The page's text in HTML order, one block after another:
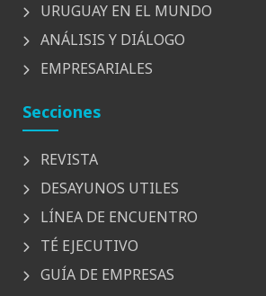
URUGUAY EN EL MUNDO
ANÁLISIS Y DIÁLOGO
EMPRESARIALES
Secciones
REVISTA
DESAYUNOS UTILES
LÍNEA DE ENCUENTRO
TÉ EJECUTIVO
GUÍA DE EMPRESAS